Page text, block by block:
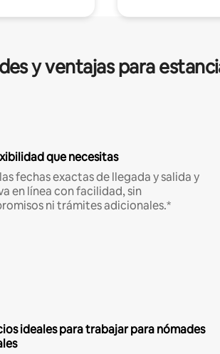
y ventajas para
que necesitas
fechas exactas de llegada y salida y
en línea con facilidad, sin
ni trámites adicionales.*
ideales para trabajar para nómades